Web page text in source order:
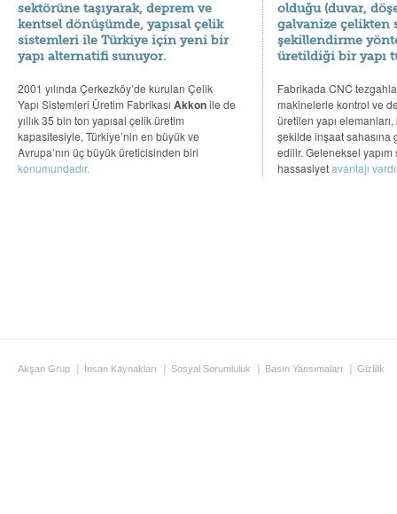
sektörüne taşıyarak, deprem ve
kentsel dönüşümde, yapısal çelik
sistemleri ile Türkiye için yeni bir
yapı alternatifi sunuyor.
2001 yılında Çerkezköy’de kurulan Çelik
Yapı Sistemleri Üretim Fabrikası Akkonile de
yıllık 35 bin ton yapısal çelik üretim
kapasitesiyle, Türkiye’nin en büyük ve
Avrupa’nın üç büyük üreticisinden biri
konumundadır.
olduğu (duvar,
galvanize çelikten
şekillendirme
üretildiği bir yapı
Fabrikada CNC
makinelerle kontrol ve
üretilen yapı
şekilde inşaat sahasına
edilir. Geleneksel
hassasiyetavantajı
Akşan Grup İnsan Kaynakları Sosyal Sorumluluk Basın Yansımaları Gizlilik